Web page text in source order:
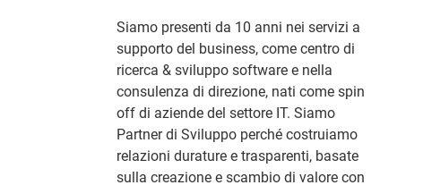
Siamo presenti da 10 anni nei servizi a
supporto del business, come centro di
ricerca & sviluppo software e nella
consulenza di direzione, nati come spin
off di aziende del settore IT. Siamo
Partner di Sviluppo perché costruiamo
relazioni durature e trasparenti, basate
sulla creazione e scambio di valore con